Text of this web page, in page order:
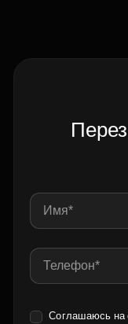
Соглашаюсь на